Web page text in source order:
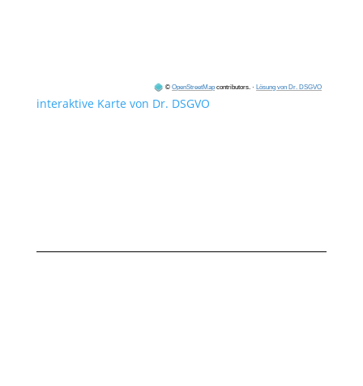
©OpenStreetMap contributors. · Lösung von Dr. DSGVO
interaktive Karte von Dr. DSGVO